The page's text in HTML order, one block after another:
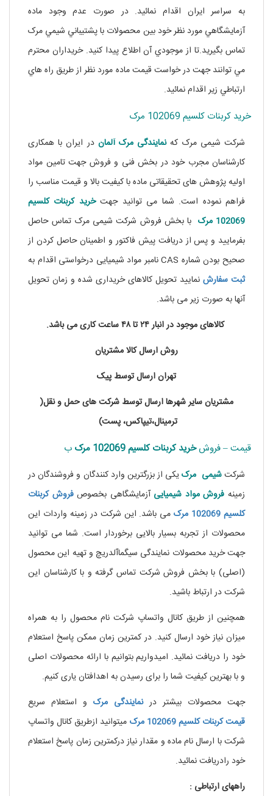
به سراسر ايران اقدام نمائيد. در صورت عدم وجود ماده
آزمايشگاهي مورد نظر خود بين محصولات با پشتيباني شيمي مرک
تماس بگيريد.تا از موجودي آن اطلاع پيدا کنيد. خريداران محترم
مي توانند جهت در خواست قيمت ماده مورد نظر از طريق راه هاي
ارتباطي زير اقدام نمائيد.
خرید کربنات کلسیم 102069 مرک
شرکت شیمی مرک کهنمایندگی مرک آلمان در ایران با همکاری
کارشناسان مجرب خود در بخش فنی و فروش جهت تامین مواد
اولیه پژوهش های تحقیقاتی ماده با کیفیت بالا و قیمت مناسب را
فراهم نموده است. شما می توانید جهتخرید کربنات کلسیم
102069 مرک
با بخش فروش شرکت شیمی مرک تماس حاصل
بفرمایید و پس از دریافت پیش فاکتور و اطمینان حاصل کردن از
صحیح بودن شماره CAS نامبر مواد شیمیایی درخواستی اقدام به
ثبت سفارش نمایید تحویل کالاهای خریداری شده و زمان تحویل
آنها به صورت زیر می باشد.
کالاهای موجود در انبار ۲۴ تا ۴۸ ساعت کاری می باشد.
روش ارسال کالا مشتریان
تهران ارسال توسط پیک
مشتریان سایر شهرها ارسال توسط شرکت های حمل و نقل(
ترمینال،تیپاکس، پست)
قیمت – فروشخرید کربنات کلسیم 102069 مرک ب
شرکتشیمی مرکیکی از بزرگترین وارد کنندگان و فروشندگان در
زمینه فروش مواد شیمیایی آزمایشگاهی بخصوصفروش کربنات
کلسیم 102069 مرک
می باشد. این شرکت در زمینه واردات این
محصولات از تجربه بسیار بالایی برخوردار است. شما می توانید
جهت خرید محصولات نمایندگی سیگماآلدریچ و تهیه این محصول
(اصلی) با بخش فروش شرکت تماس گرفته و با کارشناسان این
شرکت در ارتباط باشید.
همچنین از طریق کانال واتساپ شرکت نام محصول را به همراه
میزان نیاز خود ارسال کنید. در کمترین زمان ممکن پاسخ استعلام
خود را دریافت نمائید. امیدواریم بتوانیم با ارائه محصولات اصلی
و با بهترین کیفیت شما را برای رسیدن به اهدافتان یاری کنیم.
جهت محصولات بیشتر درنمایندگی مرک و استعلام سریع
قیمت کربنات کلسیم 102069 مرک
میتوانید ازطریق کانال واتساپ
شرکت با ارسال نام ماده و مقدار نیاز درکمترین زمان پاسخ استعلام
خود رادریافت نمائید.
راههای ارتباطی :